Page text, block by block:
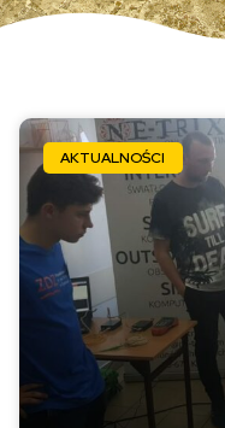
AKTUALNOŚCI